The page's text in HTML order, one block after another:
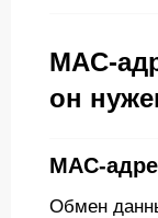
MAC-
он
MAC-
Обмен